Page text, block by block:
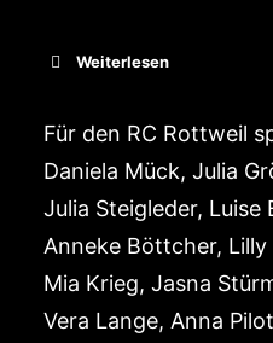
Weiterlesen
Für den RC Rottweil
Daniela Mück, Julia
Julia Steigleder, Luise
Anneke Böttcher,
Mia Krieg, Jasna
Vera Lange, Anna